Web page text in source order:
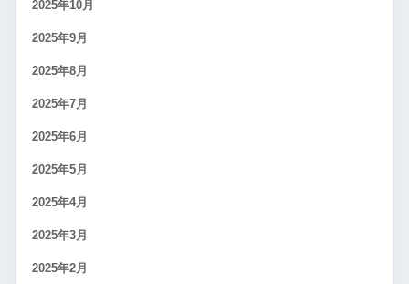
2025年10月
2025年9月
2025年8月
2025年7月
2025年6月
2025年5月
2025年4月
2025年3月
2025年2月